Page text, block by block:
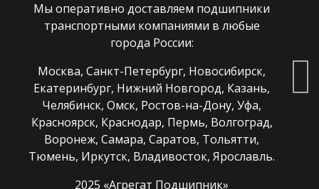
Мы оперативно доставляем подшипники
транспортными компаниями в любые
города России:
Москва, Санкт-Петербург, Новосибирск,
Екатеринбург, Нижний Новгород, Казань,
Челябинск, Омск, Ростов-на-Дону, Уфа,
Красноярск, Краснодар, Пермь, Волгоград,
Воронеж, Самара, Саратов, Тольятти,
Тюмень, Иркутск, Владивосток, Ярославль.
2025 «Агрегат Подшипник»